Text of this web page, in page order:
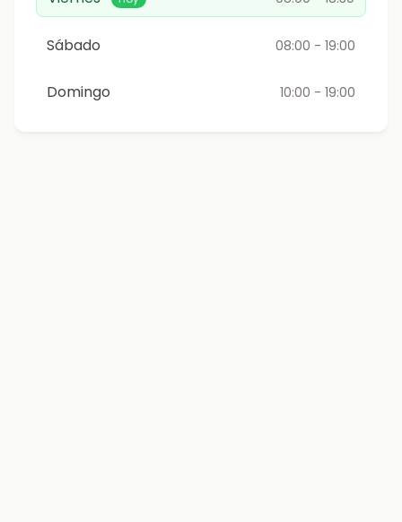
Sábado 08:00 - 19:00
Domingo 10:00 - 19:00